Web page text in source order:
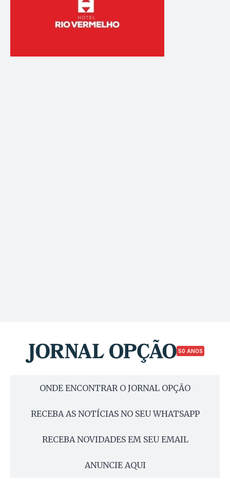
50 ANOS
ONDE ENCONTRAR O JORNAL OPÇÃO
RECEBA AS NOTÍCIAS NO SEU WHATSAPP
RECEBA NOVIDADES EM SEU EMAIL
ANUNCIE AQUI